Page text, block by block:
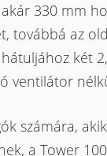
330 mm
továbbá az
két
ventilátor
számára,
a Tower